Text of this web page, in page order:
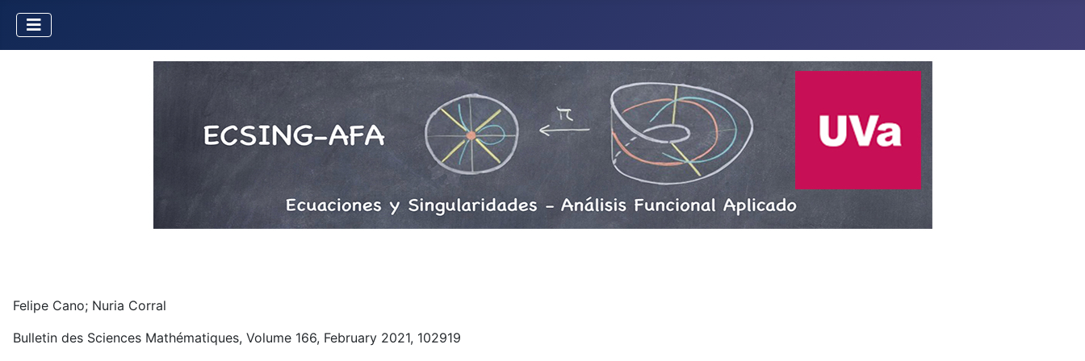
Felipe Cano; Nuria Corral
Bulletin des Sciences Mathématiques, Volume 166, February 2021, 102919